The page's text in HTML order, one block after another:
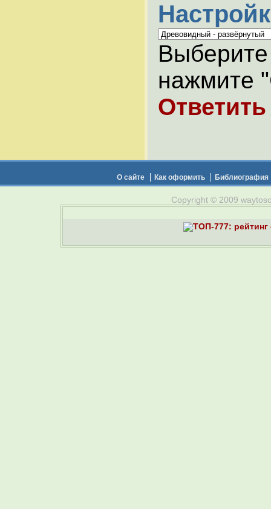
нажмите
Ответить
О сайте Как оформить Библиография
Copyright © 2009